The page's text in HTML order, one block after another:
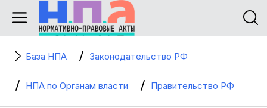
База НПА Законодательство РФ
НПА по Органам власти Правительство РФ